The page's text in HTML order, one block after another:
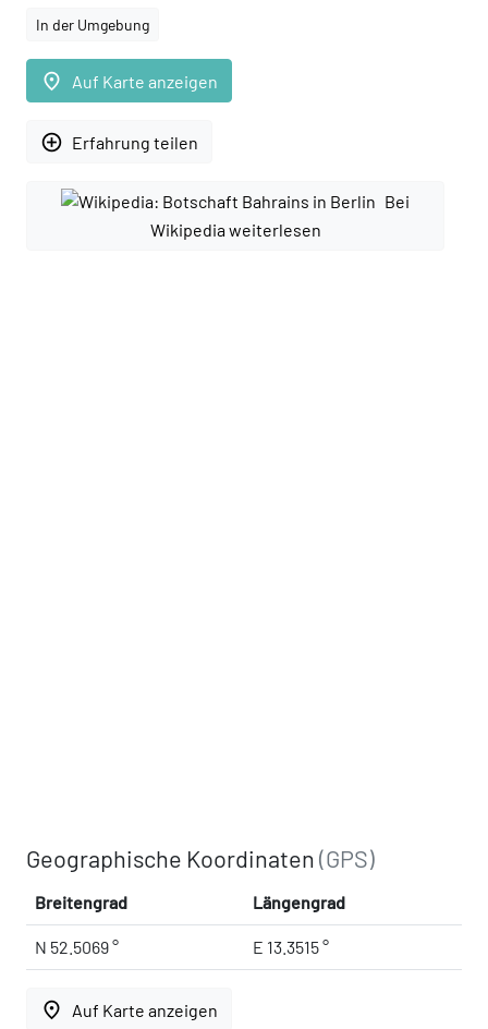
In der Umgebung
place Auf Karte anzeigen
add_circle_outline Erfahrung teilen
Bei
Wikipedia weiterlesen
Geographische Koordinaten(GPS)
Breitengrad Längengrad
N 52.5069 ° E 13.3515 °
place Auf Karte anzeigen